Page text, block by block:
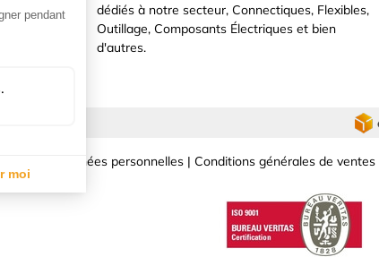
dédiés à notre secteur, Connectiques, Flexibles,
Outillage, Composants Électriques et bien
d'autres.
Données personnelles | Conditions générales de ventes